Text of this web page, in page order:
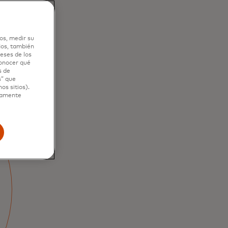
medir su
también
de los
qué
de
que
sitios).